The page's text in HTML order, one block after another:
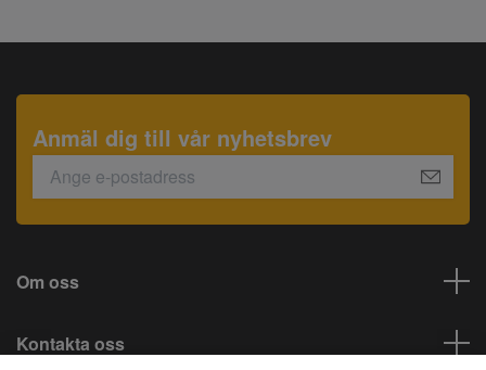
Anmäl dig till vår nyhetsbrev
Om oss
Kontakta oss